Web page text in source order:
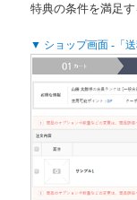
特典の条件を満足
▼ ショップ画面 -「